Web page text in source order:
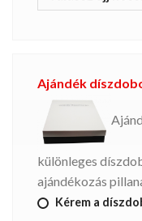
Ajándék
különleges
ajándékozás
Kérem a